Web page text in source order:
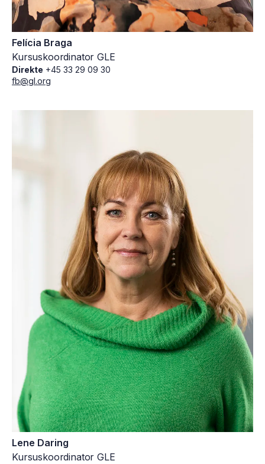
Felícia Braga
Kursuskoordinator GLE
Direkte +45 33 29 09 30
fb@gl.org
Lene Daring
Kursuskoordinator GLE